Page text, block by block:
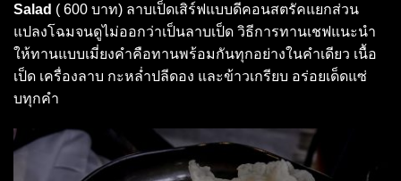
Salad ( 600 บาท) ลาบเป็ดเสิร์ฟแบบดีคอนสตรัคแยกส่วน
แปลงโฉมจนดูไม่ออกว่าเป็นลาบเป็ด วิธีการทานเชฟแนะนำ
ให้ทานแบบเมี่ยงคำคือทานพร้อมกันทุกอย่างในคำเดียว เนื้อ
เป็ด เครื่องลาบ กะหล่ำปลีดอง และข้าวเกรียบ อร่อยเด็ดแซ่
บทุกคำ